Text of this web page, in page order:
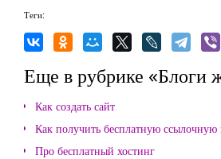
Теги:
Еще в рубрике «Блоги
Как создать сайт
Как получить бесплатную ссылочную
Про бесплатный хостинг